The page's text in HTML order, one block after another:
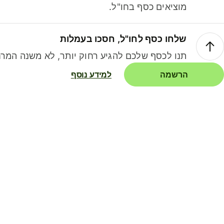
מוציאים כסף בחו"ל.
שלחו כסף לחו"ל, חסכו בעמלות
תנו לכסף שלכם להגיע רחוק יותר, לא משנה
הרשמה למידע נוסף